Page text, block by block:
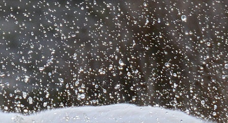
Veelgestelde vragen
Vacatures